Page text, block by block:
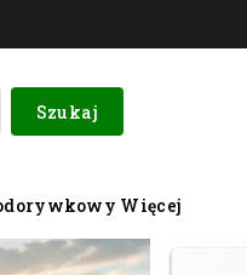
Szukaj
Więcej